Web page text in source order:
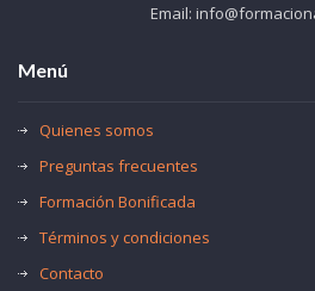
Email:
Menú
Quienes somos
Preguntas frecuentes
Formación Bonificada
Términos y condiciones
Contacto